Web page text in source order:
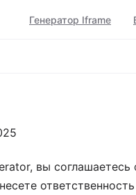
Генератор Iframe
вы